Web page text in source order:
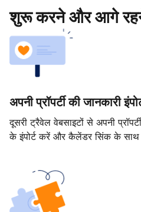
शुरू करने और आगे
अपनी प्रॉपर्टी की जानकारी
दूसरी ट्रैवेल वेबसाइटों से अपनी
के इंपोर्ट करें और कैलेंडर सिंक के